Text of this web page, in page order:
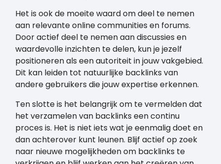
Het is ook de moeite waard om deel te nemen
aan relevante online communities en forums.
Door actief deel te nemen aan discussies en
waardevolle inzichten te delen, kun je jezelf
positioneren als een autoriteit in jouw vakgebied.
Dit kan leiden tot natuurlijke backlinks van
andere gebruikers die jouw expertise erkennen.
Ten slotte is het belangrijk om te vermelden dat
het verzamelen van backlinks een continu
proces is. Het is niet iets wat je eenmalig doet en
dan achterover kunt leunen. Blijf actief op zoek
naar nieuwe mogelijkheden om backlinks te